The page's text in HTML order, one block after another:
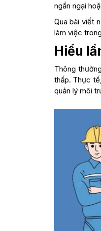
ngần ngại
Qua bài viết
làm việc
Hiểu
Thông
thấp. Thực
quản lý môi